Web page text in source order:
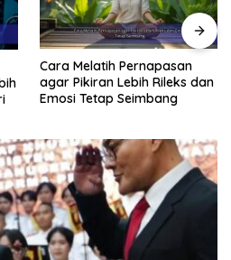
Mengenal Sayuran Hijau
Kaya Nutrisi yang Cocok
untuk Menu Sehat Modern